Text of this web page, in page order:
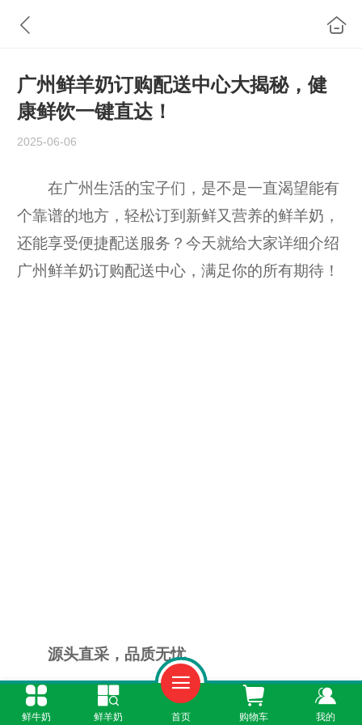
广州鲜羊奶订购配送中心大揭秘，健
康鲜饮一键直达！
2025-06-06
在广州生活的宝子们，是不是一直渴望能有
个靠谱的地方，轻松订到新鲜又营养的鲜羊奶，
还能享受便捷配送服务？今天就给大家详细介绍
广州鲜羊奶订购配送中心，满足你的所有期待！
源头直采，品质无忧
广州鲜羊奶订购配送中心与多个优质牧场建
鲜牛奶 鲜羊奶 首页 购物车 我的